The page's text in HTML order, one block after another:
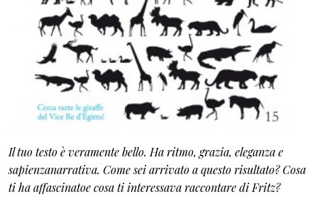
Il tuo testo è veramente bello. Ha ritmo, grazia, eleganza e
sapienzanarrativa. Come sei arrivato a questo risultato? Cosa
ti ha affascinatoe cosa ti interessava raccontare di Fritz?